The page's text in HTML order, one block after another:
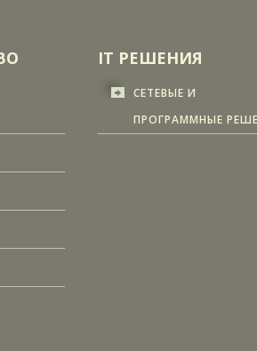
IT РЕШЕНИЯ
СЕТЕВЫЕ И
ПРОГРАММНЫЕ